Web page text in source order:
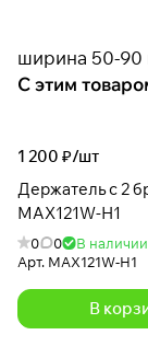
ширина 50-90
С этим
1 200 ₽/шт
Держатель с 2
MAX121W-H1
0 0
В наличии
Арт. MAX121W-H1
В